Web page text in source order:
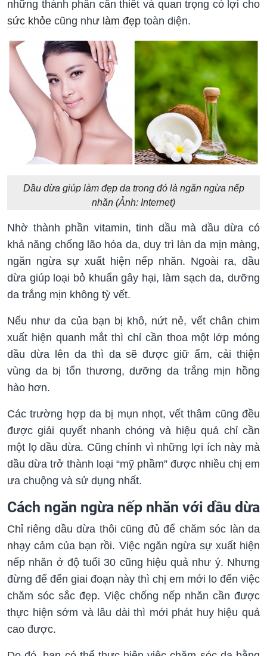
những thành phần cần thiết và quan trọng có lợi cho
sức khỏe cũng như làm đẹp toàn diện.
Dầu dừa giúp làm đẹp da trong đó là ngăn ngừa nếp
nhăn (Ảnh: Internet)
Nhờ thành phần vitamin, tinh dầu mà dầu dừa có
khả năng chống lão hóa da, duy trì làn da mịn màng,
ngăn ngừa sự xuất hiện nếp nhăn. Ngoài ra, dầu
dừa giúp loại bỏ khuẩn gây hại, làm sạch da, dưỡng
da trắng mịn không tỳ vết.
Nếu như da của bạn bị khô, nứt nẻ, vết chân chim
xuất hiện quanh mắt thì chỉ cần thoa một lớp mỏng
dầu dừa lên da thì da sẽ được giữ ẩm, cải thiện
vùng da bị tổn thương, dưỡng da trắng mịn hồng
hào hơn.
Các trường hợp da bị mụn nhọt, vết thâm cũng đều
được giải quyết nhanh chóng và hiệu quả chỉ cần
một lọ dầu dừa. Cũng chính vì những lợi ích này mà
dầu dừa trở thành loại “mỹ phầm” được nhiều chị em
ưa chuộng và sử dụng nhất.
Cách ngăn ngừa nếp nhăn với dầu dừa
Chỉ riêng dầu dừa thôi cũng đủ để chăm sóc làn da
nhạy cảm của bạn rồi. Việc ngăn ngừa sự xuất hiện
nếp nhăn ở độ tuổi 30 cũng hiệu quả như ý. Nhưng
đừng để đến giai đoạn này thì chị em mới lo đến việc
chăm sóc sắc đẹp. Việc chống nếp nhăn cần được
thực hiện sớm và lâu dài thì mới phát huy hiệu quả
cao được.